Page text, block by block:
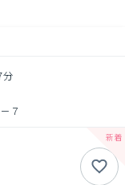
分
７